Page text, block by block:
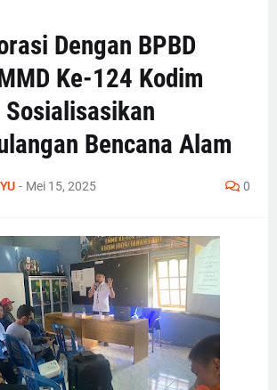
Dengan BPBD
Ke-124 Kodim
Bencana Alam
- Mei 15, 2025 0